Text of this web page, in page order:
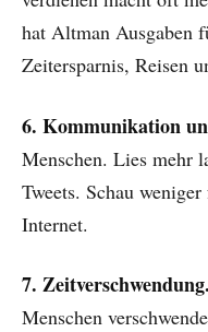
hat Altman Ausgaben
Zeitersparnis, Reisen
6. Kommunikation
Menschen. Lies mehr
Tweets. Schau
Internet.
7. Zeitverschwendung.
Menschen